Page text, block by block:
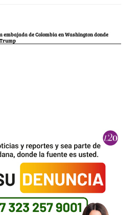
embajada de Colombia en Washington donde